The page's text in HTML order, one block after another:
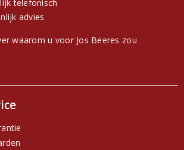
telefonisch
advies
waarom u voor Jos Beeres zou